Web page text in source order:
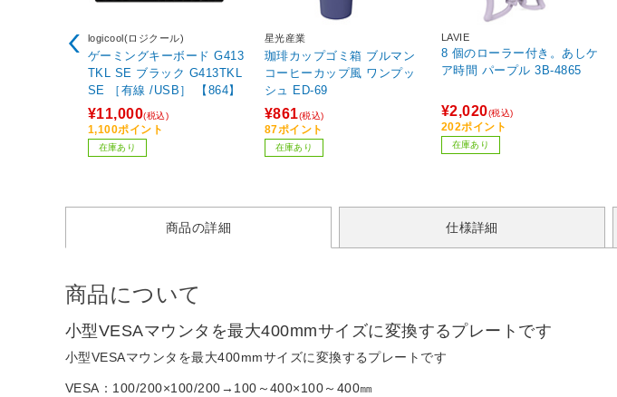
logicool(ロジクール)
ゲーミングキーボード G413
TKL SE ブラック G413TKL
SE ［有線 /USB］ 【864】
¥11,000(税込)
1,100ポイント
在庫あり
星光産業
珈琲カップゴミ箱 ブルマン
コーヒーカップ風 ワンプッ
シュ ED-69
¥861(税込)
87ポイント
在庫あり
LAVIE
8 個のローラー付き。あしケ
ア時間 パープル 3B-4865
¥2,020(税込)
202ポイント
在庫あり
商品の詳細 仕様詳細
商品について
小型VESAマウンタを最大400mmサイズに変換するプレートです
小型VESAマウンタを最大400mmサイズに変換するプレートです
VESA：100/200×100/200→100～400×100～400㎜